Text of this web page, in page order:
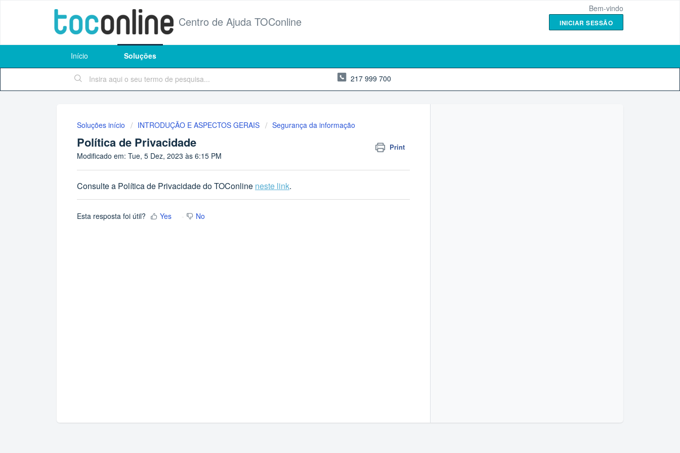
Centro de Ajuda TOConline
Bem-vindo
INICIAR SESSÃO
Início Soluções
217 999 700
Soluções início INTRODUÇÃO E ASPECTOS GERAIS Segurança da informação
Política de Privacidade Print
Modificado em: Tue, 5 Dez, 2023 às 6:15 PM
Consulte a Política de Privacidade do TOConline neste link.
Esta resposta foi útil? Yes No